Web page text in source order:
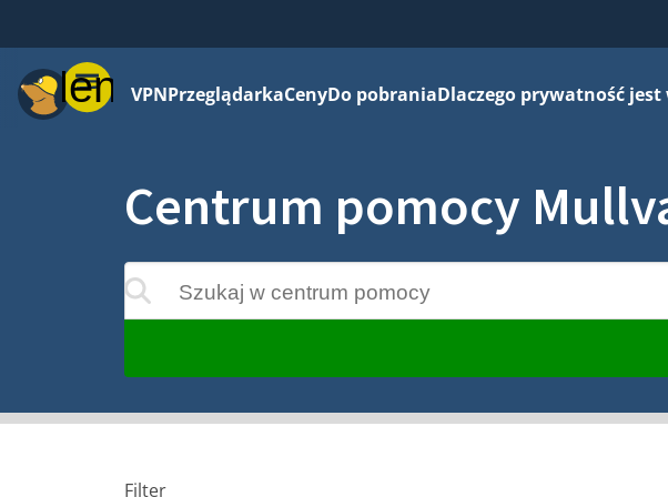
MenuVPNPrzeglądarkaCenyDo pobraniaDlaczego prywatność jest
Centrum pomocy
Szukaj w centrum pomocy
w miarę wprowadzania
Filter